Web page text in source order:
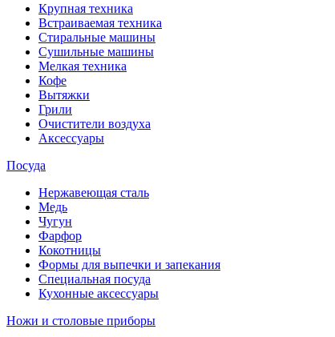
Крупная техника
Встраиваемая техника
Стиральные машины
Сушильные машины
Мелкая техника
Кофе
Вытяжки
Грили
Очистители воздуха
Аксессуары
Посуда
Нержавеющая сталь
Медь
Чугун
Фарфор
Кокотницы
Формы для выпечки и запекания
Специальная посуда
Кухонные аксессуары
Ножи и столовые приборы